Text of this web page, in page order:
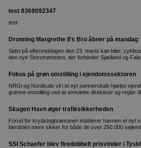
test 8369092347
test
Dronning Margrethe II's Bro åbner på mandag
Sidst på eftermiddagen den 23. marts kan biler,
den nye Storstrømsbro, der forbinder Sjælland og
Fokus på grøn omstilling i ejendomssektoren
NRGi og Nordicals vil i et nyt partnerskab hjælpe
grønne omstilling ved at omsætte direktiver og regler
Skagen Havn øger trafiksikkerheden
Forud for krydstogtsæsonen etablerer havnen et nyt
færdslen mere sikker for både de over 250.000
SSI Schaefer blev firedobbelt prisvinder i